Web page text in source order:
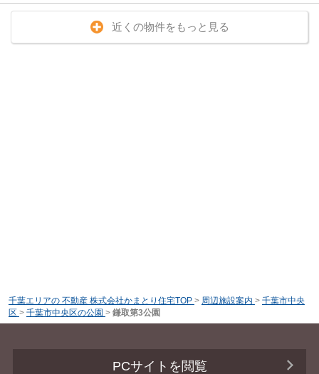
近くの物件をもっと見る
千葉エリアの 不動産 株式会社かまとり住宅TOP > 周辺施設案内 > 千葉市中央
区 > 千葉市中央区の公園 > 鎌取第3公園
PCサイトを閲覧